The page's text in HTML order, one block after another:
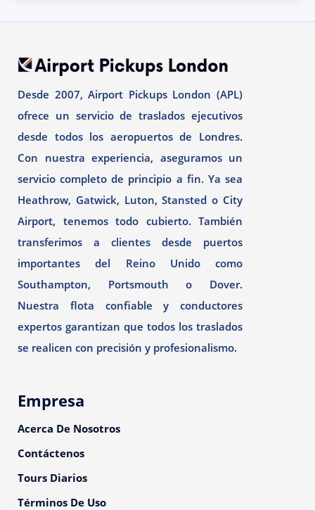
Desde 2007, Airport Pickups London (APL)
ofrece un servicio de traslados ejecutivos
desde todos los aeropuertos de Londres.
Con nuestra experiencia, aseguramos un
servicio completo de principio a fin. Ya sea
Heathrow, Gatwick, Luton, Stansted o City
Airport, tenemos todo cubierto. También
transferimos a clientes desde puertos
importantes del Reino Unido como
Southampton, Portsmouth o Dover.
Nuestra flota confiable y conductores
expertos garantizan que todos los traslados
se realicen con precisión y profesionalismo.
Empresa
Acerca De Nosotros
Contáctenos
Tours Diarios
Términos De Uso